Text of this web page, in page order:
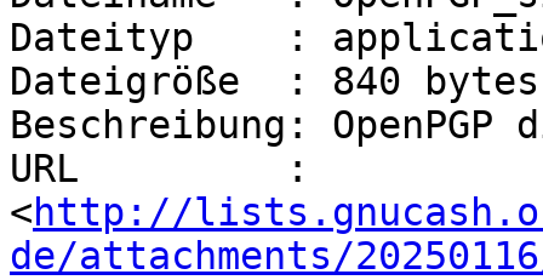
Dateityp    :
Dateigröße  : 840 bytes
Beschreibung:
URL         :
<http://
de/attachments/